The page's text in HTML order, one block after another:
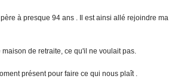
à presque 94 ans . Il est ainsi allé rejoindre ma
de retraite, ce qu'il ne voulait pas.
présent pour faire ce qui nous plaît .